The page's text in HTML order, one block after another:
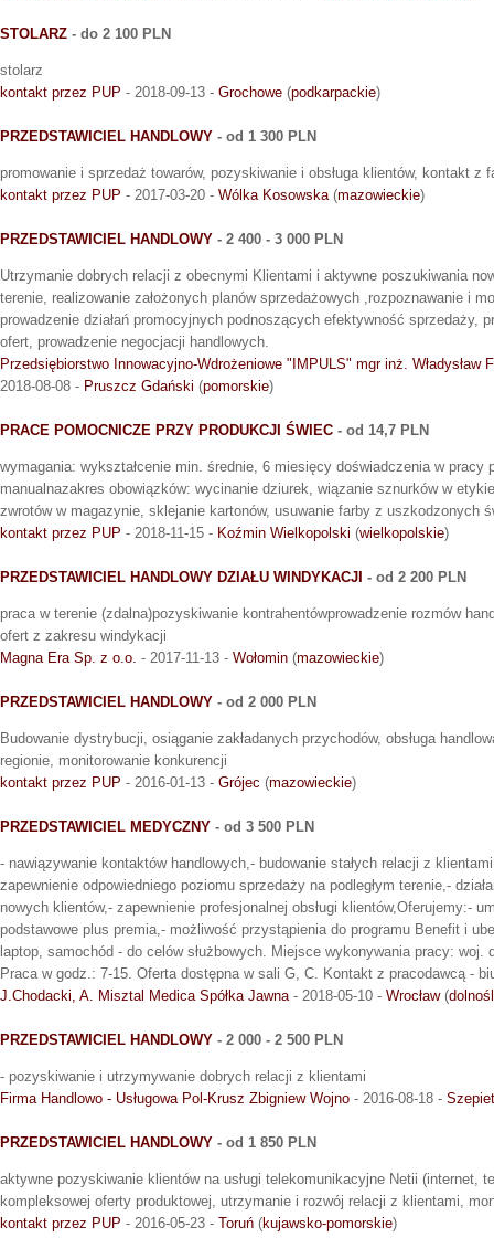
STOLARZ - do 2 100 PLN
stolarz
kontakt przez PUP - 2018-09-13 - Grochowe (podkarpackie)
PRZEDSTAWICIEL HANDLOWY - od 1 300 PLN
promowanie i sprzedaż towarów, pozyskiwanie i obsługa klientów, kontakt z
kontakt przez PUP - 2017-03-20 - Wólka Kosowska(mazowieckie)
PRZEDSTAWICIEL HANDLOWY - 2 400 - 3 000 PLN
Utrzymanie dobrych relacji z obecnymi Klientami i aktywne poszukiwania
terenie, realizowanie założonych planów sprzedażowych ,rozpoznawanie i
prowadzenie działań promocyjnych podnoszących efektywność sprzedaży,
ofert, prowadzenie negocjacji handlowych.
Przedsiębiorstwo Innowacyjno-Wdrożeniowe "IMPULS" mgr inż. Władysław
2018-08-08 - Pruszcz Gdański (pomorskie)
PRACE POMOCNICZE PRZY PRODUKCJI ŚWIEC - od 14,7 PLN
wymagania: wykształcenie min. średnie, 6 miesięcy doświadczenia w pracy
manualnazakres obowiązków: wycinanie dziurek, wiązanie sznurków w
zwrotów w magazynie, sklejanie kartonów, usuwanie farby z uszkodzonych
kontakt przez PUP - 2018-11-15 - Koźmin Wielkopolski (wielkopolskie)
PRZEDSTAWICIEL HANDLOWY DZIAŁU WINDYKACJI - od 2 200 PLN
praca w terenie (zdalna)pozyskiwanie kontrahentówprowadzenie rozmów
ofert z zakresu windykacji
Magna Era Sp. z o.o. - 2017-11-13 - Wołomin (mazowieckie)
PRZEDSTAWICIEL HANDLOWY - od 2 000 PLN
Budowanie dystrybucji, osiąganie zakładanych przychodów, obsługa
regionie, monitorowanie konkurencji
kontakt przez PUP - 2016-01-13 - Grójec (mazowieckie)
PRZEDSTAWICIEL MEDYCZNY - od 3 500 PLN
- nawiązywanie kontaktów handlowych,- budowanie stałych relacji z
zapewnienie odpowiedniego poziomu sprzedaży na podległym terenie,-
nowych klientów,- zapewnienie profesjonalnej obsługi klientów,Oferujemy:-
podstawowe plus premia,- możliwość przystąpienia do programu Benefit i
laptop, samochód - do celów służbowych. Miejsce wykonywania pracy:
Praca w godz.: 7-15. Oferta dostępna w sali G, C. Kontakt z pracodawcą -
J.Chodacki, A. Misztal Medica Spółka Jawna- 2018-05-10 - Wrocław(
PRZEDSTAWICIEL HANDLOWY - 2 000 - 2 500 PLN
- pozyskiwanie i utrzymywanie dobrych relacji z klientami
Firma Handlowo - Usługowa Pol-Krusz Zbigniew Wojno - 2016-08-18 -
PRZEDSTAWICIEL HANDLOWY - od 1 850 PLN
aktywne pozyskiwanie klientów na usługi telekomunikacyjne Netii (internet,
kompleksowej oferty produktowej, utrzymanie i rozwój relacji z klientami,
kontakt przez PUP - 2016-05-23 - Toruń (kujawsko-pomorskie)